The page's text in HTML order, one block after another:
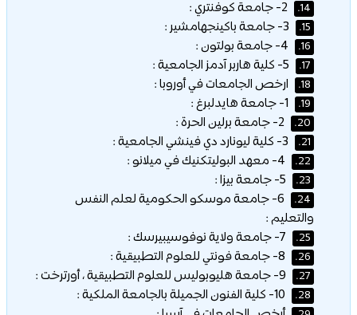
14.
15.
16.
17.
18. ارخص الجامعات في أوروبا :
19.
20.
21.
22.
23.
24.
6- جامعة موسكو الحكومية لعلم النفس
والتعليم :
25.
26.
27.
28.